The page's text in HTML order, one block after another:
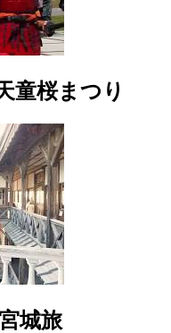
童桜まつり
城旅